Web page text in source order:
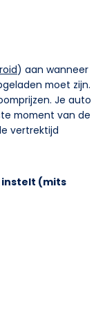
) aan wanneer
moet zijn.
Je auto
moment van de
vertrektijd
(mits